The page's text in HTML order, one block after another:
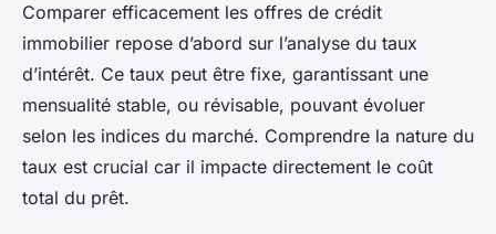
Comparer efficacement les offres de crédit
immobilier repose d’abord sur l’analyse du taux
d’intérêt. Ce taux peut être fixe, garantissant une
mensualité stable, ou révisable, pouvant évoluer
selon les indices du marché. Comprendre la nature du
taux est crucial car il impacte directement le coût
total du prêt.